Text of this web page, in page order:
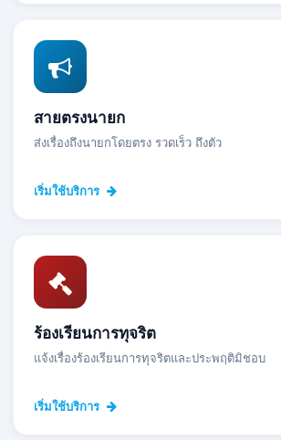
สายตรงนายก
ส่งเรื่องถึงนายกโดยตรง รวดเร็ว ถึงตัว
เริ่มใช้บริการ
ร้องเรียนการทุจริต
แจ้งเรื่องร้องเรียนการทุจริตและประพฤติมิชอบ
เริ่มใช้บริการ